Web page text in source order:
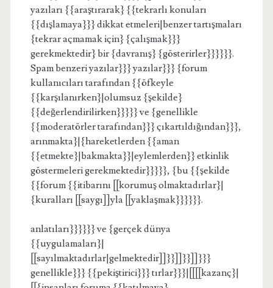
yazıları {{araştırarak} {{tekrarlı konuları
{{dışlamaya}}} dikkat etmeleri|benzer tartışmaları
{tekrar açmamak için} {çalışmak}}}
gerekmektedir} bir {davranış} {gösterirler}}}}}}.
Spam benzeri yazılar}}} yazılar}}} {forum
kullanıcıları tarafından {{öfkeyle
{{karşılanırken}|olumsuz {şekilde}
{{değerlendirilirken}}}}} ve {genellikle
{{moderatörler tarafından}}} çıkartıldığından}}},
arınmakta}|{hareketlerden {{aman
{{etmekte}|bakmakta}}|eylemlerden}} etkinlik
göstermeleri gerekmektedir}}}}}, {bu {{şekilde
{{forum {{itibarını [[korumuş olmaktadırlar}|
{kuralları [[saygı]]yla [[yaklaşmak}}}}}}.
anlatıları}}}}}} ve {gerçek dünya
{{uygulamaları}|
[[sayılmaktadırlar|gelmektedir]]}}]]}}]]}}}
genellikle}}} {{pekiştirici}}} tırlar}}}|[[[[kazanç}|